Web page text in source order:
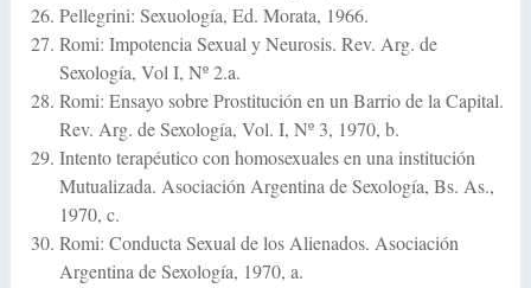
Pellegrini: Sexuología, Ed. Morata, 1966.
Romi: Impotencia Sexual y Neurosis. Rev. Arg. de
Sexología, Vol I, Nº 2.a.
Romi: Ensayo sobre Prostitución en un Barrio de la Capital.
Rev. Arg. de Sexología, Vol. I, Nº 3, 1970, b.
Intento terapéutico con homosexuales en una institución
Mutualizada. Asociación Argentina de Sexología, Bs. As.,
1970, c.
Romi: Conducta Sexual de los Alienados. Asociación
Argentina de Sexología, 1970, a.